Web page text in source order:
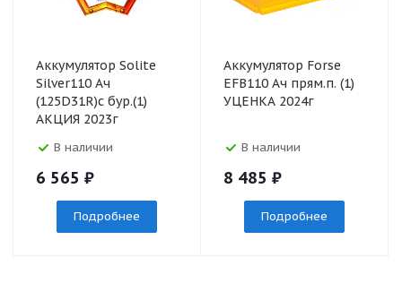
Аккумулятор Solite
Silver110 Ач
(125D31R)с бур.(1)
АКЦИЯ 2023г
В наличии
6 565 ₽
Подробнее
Аккумулятор Forse
EFB110 Ач прям.п. (1)
УЦЕНКА 2024г
В наличии
8 485 ₽
Подробнее